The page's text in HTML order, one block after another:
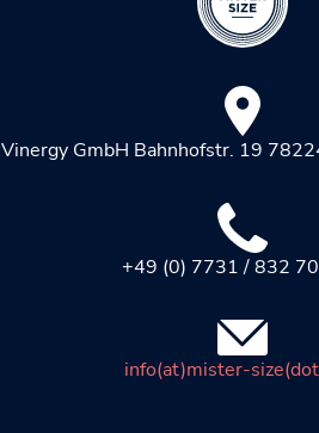
Vinergy GmbH Bahnhofstr. 19
+49 (0) 7731 / 832
info(at)mister-